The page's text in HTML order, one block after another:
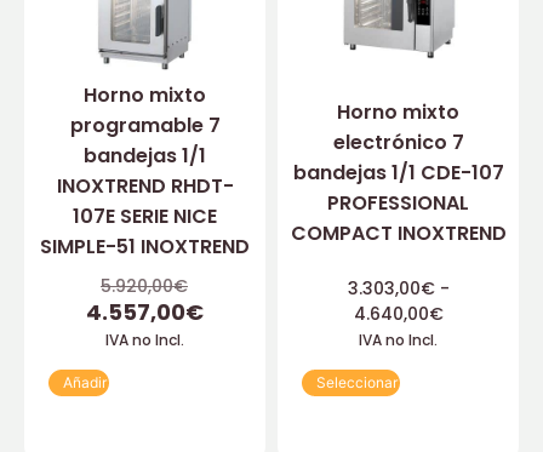
Horno mixto
programable 7
bandejas 1/1
INOXTREND RHDT-
107E SERIE NICE
SIMPLE-51 INOXTREND
5.920,00€
4.557,00€
IVA no Incl.
Añadir
Horno mixto
electrónico 7
bandejas 1/1 CDE-107
PROFESSIONAL
COMPACT INOXTREND
3.303,00€ -
4.640,00€
IVA no Incl.
Seleccionar